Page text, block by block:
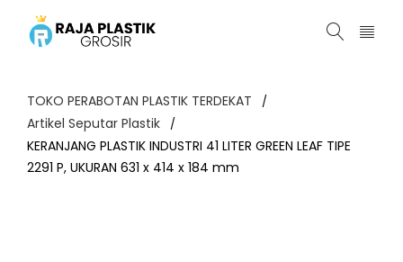
TOKO PERABOTAN PLASTIK TERDEKAT /
Artikel Seputar Plastik /
KERANJANG PLASTIK INDUSTRI 41 LITER GREEN LEAF TIPE
2291 P, UKURAN 631 x 414 x 184 mm